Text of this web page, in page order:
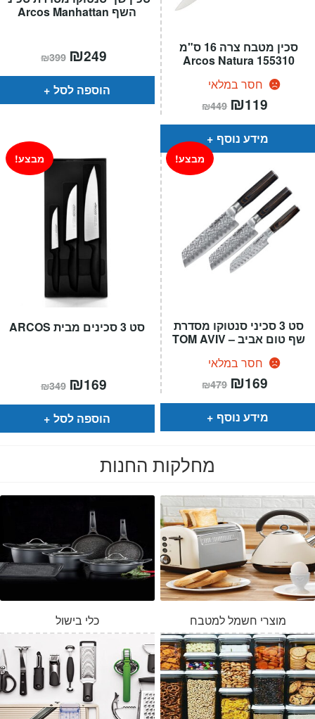
השף Arcos Manhattan
₪399 המחיר
המקורי
היה:
₪399.
₪249
הוא:
הוספה לסל
סכין מטבח צרה 16 ס"מ
155310 Arcos Natura
חסר במלאי
₪449 המחיר
המקורי
היה:
₪449.
₪119
הוא:
מידע נוסף
סט 3 סכינים מבית ARCOS
מבצע!
₪349 המחיר
המקורי
היה:
₪349.
₪169
הוא:
הוספה לסל
סט 3 סכיני סנטוקו מסדרת
שף טום אביב – TOM AVIV
חסר במלאי
מבצע!
₪479 המחיר
המקורי
היה:
₪479.
₪169
הוא:
מידע נוסף
מחלקות החנות
כלי בישול מוצרי חשמל למטבח